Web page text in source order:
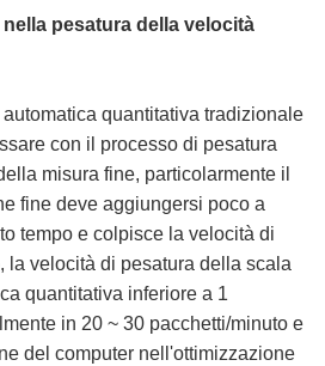
pesatura della velocità
quantitativa tradizionale
con il processo di pesatura
misura fine, particolarmente il
fine deve aggiungersi poco a
tempo e colpisce la velocità di
la velocità di pesatura della scala
quantitativa inferiore a 1
in 20 ~ 30 pacchetti/minuto e
del computer nell'ottimizzazione